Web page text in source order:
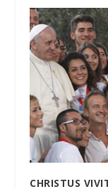
CHRISTUS